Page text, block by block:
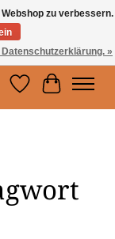
Wunschzettel
Ihr
zu verbessern.
»